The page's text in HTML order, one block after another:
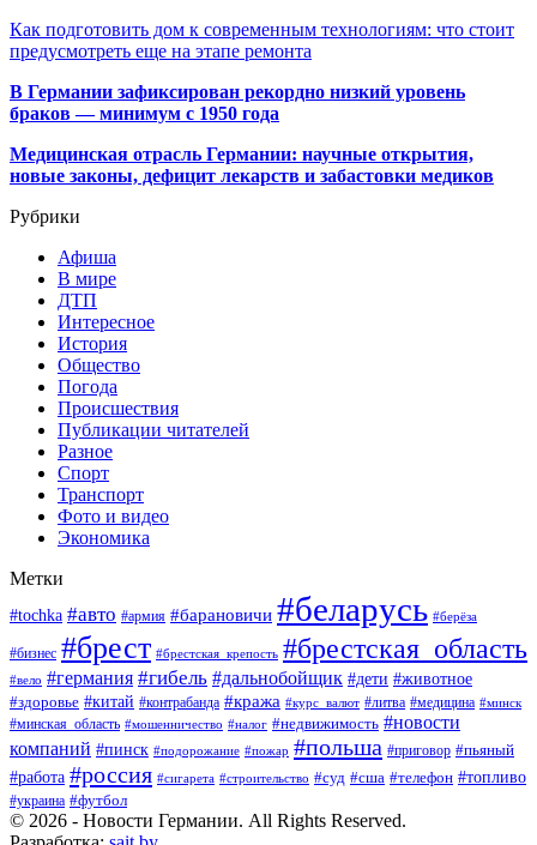
Как подготовить дом к современным технологиям: что стоит
предусмотреть еще на этапе ремонта
В Германии зафиксирован рекордно низкий уровень
браков — минимум с 1950 года
Медицинская отрасль Германии: научные открытия,
новые законы, дефицит лекарств и забастовки медиков
Рубрики
Афиша
В мире
ДТП
Интересное
История
Общество
Погода
Происшествия
Публикации читателей
Разное
Спорт
Транспорт
Фото и видео
Экономика
Метки
#tochka #авто #армия #барановичи #беларусь #берёза
#бизнес #брест #брестская_крепость #брестская_область
#вело #германия #гибель #дальнобойщик #дети #животное
#здоровье #китай #контрабанда #кража #курс_валют #литва #медицина #минск
#минская_область #мошенничество #налог #недвижимость #новости
компаний #пинск #подорожание #пожар #польша #приговор #пьяный
#работа #россия #сигарета #строительство #суд #сша #телефон #топливо
#украина #футбол
© 2026 - Новости Германии. All Rights Reserved.